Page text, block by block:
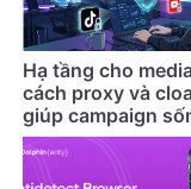
Hạ tầng cho
cách proxy và
giúp campaign
lâu hơn